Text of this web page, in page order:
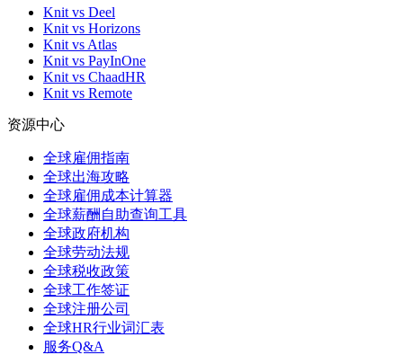
Knit vs Deel
Knit vs Horizons
Knit vs Atlas
Knit vs PayInOne
Knit vs ChaadHR
Knit vs Remote
资源中心
全球雇佣指南
全球出海攻略
全球雇佣成本计算器
全球薪酬自助查询工具
全球政府机构
全球劳动法规
全球税收政策
全球工作签证
全球注册公司
全球HR行业词汇表
服务Q&A